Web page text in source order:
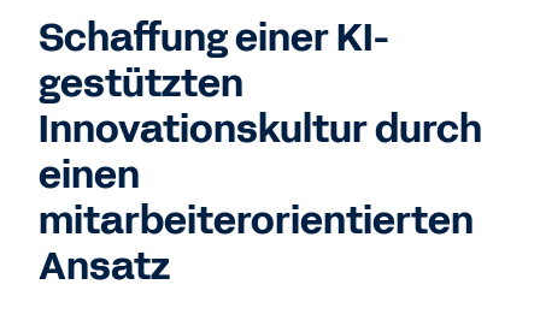
Schaffung einer KI-
gestützten
Innovationskultur durch
einen
mitarbeiterorientierten
Ansatz